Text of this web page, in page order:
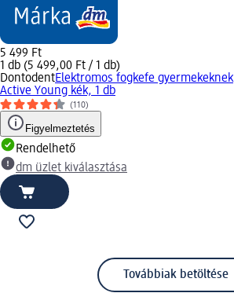
5 499 Ft
1 db (5 499,00 Ft / 1 db)
DontodentElektromos fogkefe gyermekeknek
Active Young kék, 1 db
(110)
Figyelmeztetés
Rendelhető
dm üzlet kiválasztása
Továbbiak betöltése